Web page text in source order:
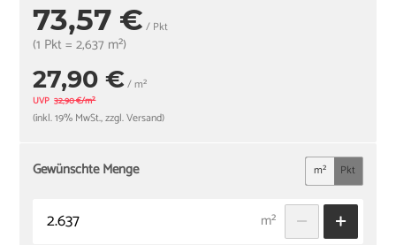
73,57 € / Pkt
(1 Pkt = 2,637 m²)
27,90 €/ m²
UVP 32,90 €/m²
(inkl. 19% MwSt., zzgl. Versand)
Gewünschte Menge m² Pkt
m²